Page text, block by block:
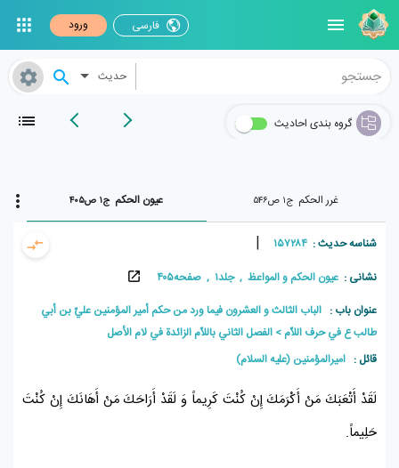
فارسی ورود
حدیث
گروه بندی احادیث
غرر الحکم ج۱ ص۵۴۶ عیون الحکم ج۱ ص۴۰۵
شناسه حدیث : ۱۵۷۲۸۴ |
نشانی : عیون الحکم و المواعظ , جلد۱ , صفحه۴۰۵
عنوان باب : الباب الثالث و العشرون فيما ورد من حكم أمير المؤمنين عليّ بن أبي
طالب ع في حرف اللاّم
الفصل الثاني باللاّم الزائدة في لام الأصل
قائل : امیرالمؤمنین (علیه السلام)
لَقَدْ أَتْعَبَكَ مَنْ أَكْرَمَكَ إِنْ كُنْتَ كَرِيماً وَ لَقَدْ أَرَاحَكَ مَنْ أَهَانَكَ إِنْ كُنْتَ
حَلِيماً.